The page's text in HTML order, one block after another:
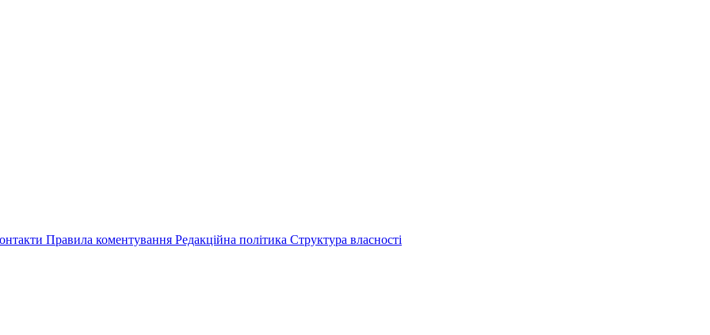
Правила коментування Редакційна політика Структура власності